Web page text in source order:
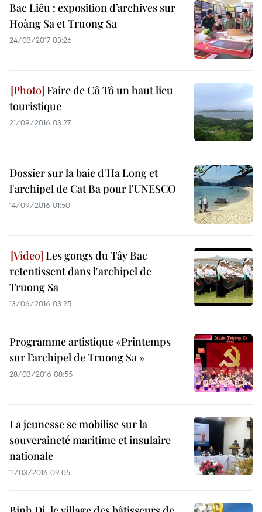
Bac Liêu : exposition d’archives sur
Hoàng Sa et Truong Sa
24/03/2017 03:26
Faire de Cô Tô un haut lieu
touristique
21/09/2016 03:27
Dossier sur la baie d'Ha Long et
l'archipel de Cat Ba pour l'UNESCO
14/09/2016 01:50
Les gongs du Tây Bac
retentissent dans l'archipel de
Truong Sa
13/06/2016 03:25
Programme artistique «Printemps
sur l’archipel de Truong Sa »
28/03/2016 08:55
La jeunesse se mobilise sur la
souveraineté maritime et insulaire
nationale
11/03/2016 09:05